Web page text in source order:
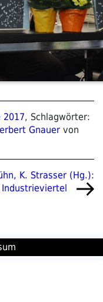
2017, Schlagwörter:
Gnauer von
K. Strasser (Hg.):
Industrieviertel